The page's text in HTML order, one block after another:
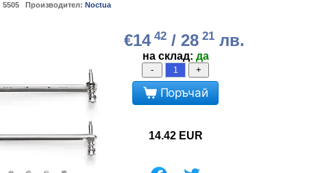
5505 Производител: Noctua
€14 42 / 28 21 лв.
на склад: да
- +
Поръчай
14.42 EUR